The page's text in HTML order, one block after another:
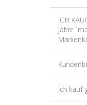
ICH
Jahre
Ich kauf